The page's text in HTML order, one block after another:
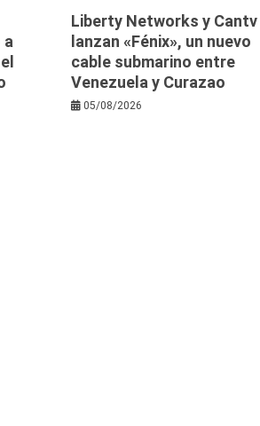
a
Liberty Networks y Cantv
lanzan «Fénix», un nuevo
cable submarino entre
Venezuela y Curazao
05/08/2026